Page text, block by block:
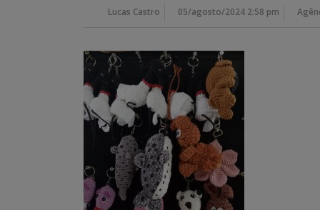
Lucas Castro 05/agosto/2024 2:58 pm